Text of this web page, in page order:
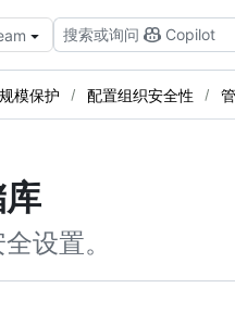
搜索或询问 Copilot
模保护 配置组织安全性
设置。